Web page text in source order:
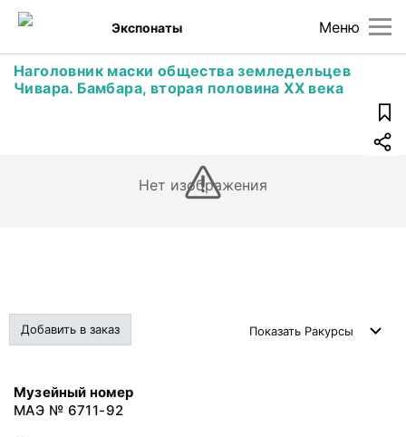
Меню
Экспонаты
Наголовник маски общества земледельцев
Чивара. Бамбара, вторая половина ХХ века
Нет изображения
Добавить в заказ Показать Ракурсы
Музейный номер
МАЭ № 6711-92